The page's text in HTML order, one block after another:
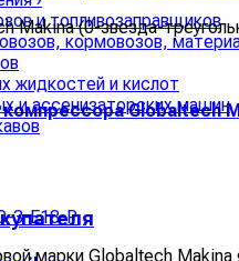
и топливозаправщиков
кормовозов,
жидкостей и кислот
и ассенизаторских машин
(0-звезда-
Globaltech
марки Globaltech